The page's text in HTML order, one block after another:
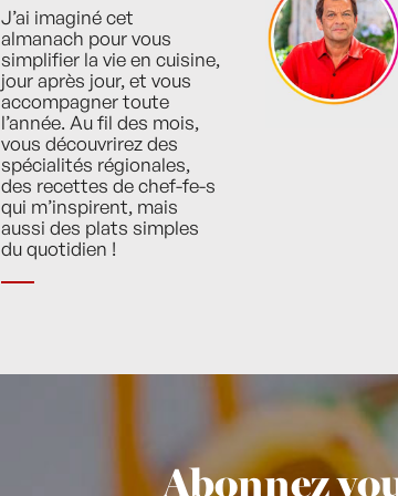
J’ai imaginé cet
almanach pour vous
simplifier la vie en cuisine,
jour après jour, et vous
accompagner toute
l’année. Au fil des mois,
vous découvrirez des
spécialités régionales,
des recettes de chef-fe-s
qui m’inspirent, mais
aussi des plats simples
du quotidien !
Abonnez